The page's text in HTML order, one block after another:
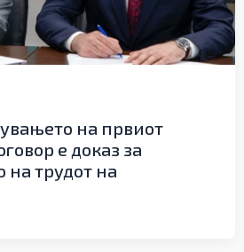
на првиот
е доказ за
на трудот на